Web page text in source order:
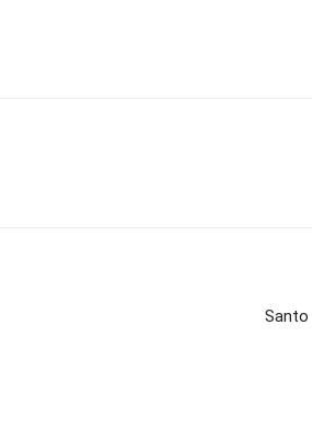
Santo